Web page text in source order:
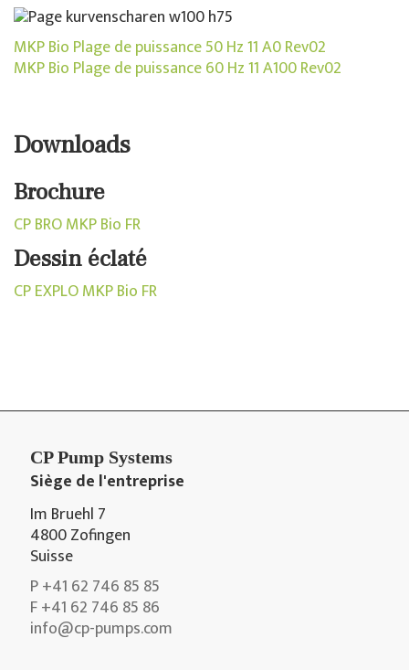
MKP Bio Plage de puissance 50 Hz 11 A0 Rev02
MKP Bio Plage de puissance 60 Hz 11 A100 Rev02
Downloads
Brochure
CP BRO MKP Bio FR
Dessin éclaté
CP EXPLO MKP Bio FR
CP Pump Systems
Siège de l'entreprise
Im Bruehl 7
4800 Zofingen
Suisse
P +41 62 746 85 85
F +41 62 746 85 86
info@cp-pumps.com